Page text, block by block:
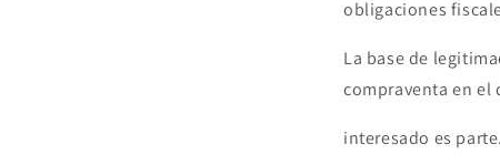
obligaciones
La base de
compraventa en el
interesado es